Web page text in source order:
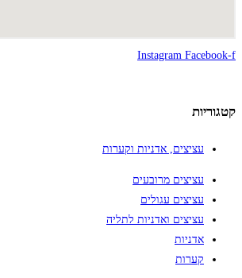
Instagram Facebook-f
קטגוריות
עציצים, אדניות וקערות
עציצים מרובעים
עציצים עגולים
עציצים ואדניות לתליה
אדניות
קערות